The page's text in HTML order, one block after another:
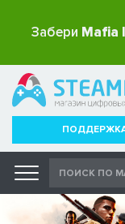
Забери Mafia